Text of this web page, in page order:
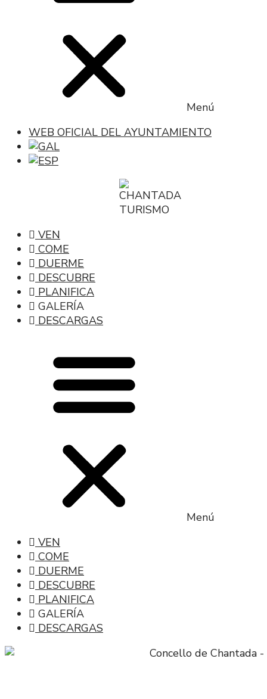
Menú
WEB OFICIAL DEL AYUNTAMIENTO
VEN
COME
DUERME
DESCUBRE
PLANIFICA
GALERÍA
DESCARGAS
Menú
VEN
COME
DUERME
DESCUBRE
PLANIFICA
GALERÍA
DESCARGAS